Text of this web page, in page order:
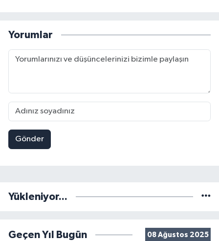
Yorumlar
Gönder
Yükleniyor...
Geçen Yıl Bugün 08 Ağustos 2025